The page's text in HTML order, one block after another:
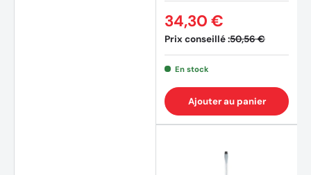
Prix conseillé :50,56 €
34,30 €
En stock
Ajouter au panier